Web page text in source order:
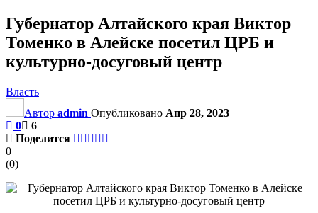
Губернатор Алтайского края Виктор
Томенко в Алейске посетил ЦРБ и
культурно-досуговый центр
Власть
Автор admin Опубликовано Апр 28, 2023
0
6
Поделится
0
(0)